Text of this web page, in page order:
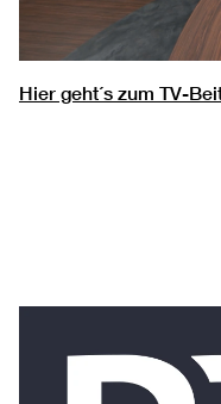
Hier geht´s zum TV-